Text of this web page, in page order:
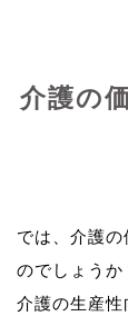
介護の
では、介護
のでしょうか
介護の生産